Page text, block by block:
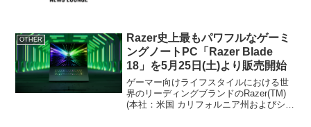
OTHER
Razer史上最もパワフルなゲーミ
ングノートPC「Razer Blade
18」を5月25日(土)より販売開始
ゲーマー向けライフスタイルにおける世
界のリーディングブランドのRazer(TM)
(本社：米国 カリフォルニア州およびシン